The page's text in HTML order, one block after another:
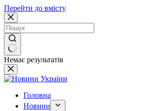
Перейти до вмісту
Немає результатів
Головна
Новини